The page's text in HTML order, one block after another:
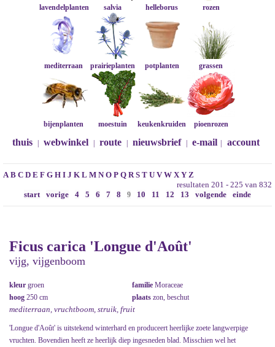
lavendelplanten salvia helleborus rozen
mediterraan prairieplanten potplanten grassen
bijenplanten moestuin keukenkruiden pioenrozen
thuis webwinkel route nieuwsbrief e-mail account
A B C D E F G H I J K L M N O P Q R S T U V W X Y Z
resultaten 201 - 225 van 832
start
vorige 4 5 6 7 8 9 10 11 12 13 volgende einde
Ficus carica 'Longue d'Août'
vijg, vijgenboom
kleur groen familie Moraceae
hoog 250 cm plaats zon, beschut
mediterraan, vruchtboom, struik, fruit
'Longue d'Août' is uitstekend winterhard en produceert heerlijke zoete langwerpige
vruchten. Bovendien heeft ze heerlijk diep ingesneden blad. Misschien wel het